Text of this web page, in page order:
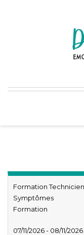
Formation
Symptômes
Formation
07/11/2026 - 08/11/2026